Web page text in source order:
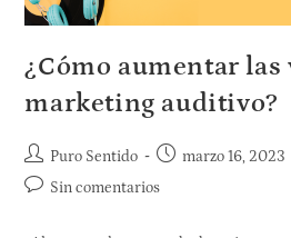
¿Cómo aumentar las
marketing auditivo?
Puro Sentido marzo 16, 2023
Sin comentarios